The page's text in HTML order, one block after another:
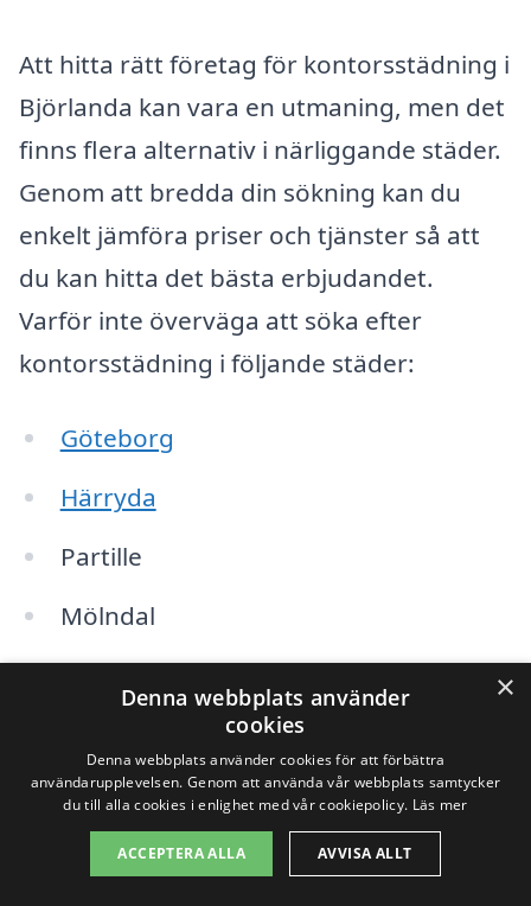
Att hitta rätt företag för kontorsstädning i
Björlanda kan vara en utmaning, men det
finns flera alternativ i närliggande städer.
Genom att bredda din sökning kan du
enkelt jämföra priser och tjänster så att
du kan hitta det bästa erbjudandet.
Varför inte överväga att söka efter
kontorsstädning i följande städer:
Göteborg
Härryda
Partille
Mölndal
Lerum
Färingsö
×
Denna webbplats använder
cookies
Denna webbplats använder cookies för att förbättra
användarupplevelsen. Genom att använda vår webbplats samtycker
du till alla cookies i enlighet med vår cookiepolicy. Läs mer
ACCEPTERA ALLA AVVISA ALLT